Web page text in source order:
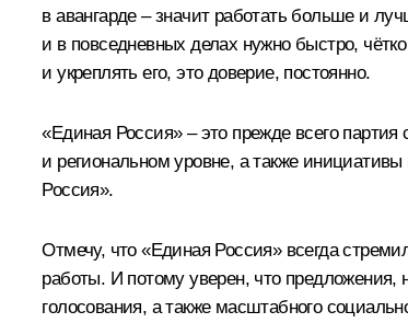
в авангарде – значит работать больше и
и в повседневных делах нужно быстро,
и укреплять его, это доверие, постоянно.
«Единая Россия» – это прежде всего
и региональном уровне, а также
Россия».
Отмечу, что «Единая Россия» всегда
работы. И потому уверен, что предложения,
голосования, а также масштабного